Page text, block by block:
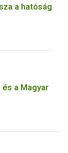
a hatóság
a Magyar